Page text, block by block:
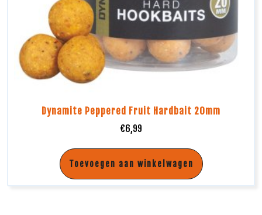
Dynamite Peppered Fruit Hardbait 20mm
€6,99
Toevoegen aan winkelwagen